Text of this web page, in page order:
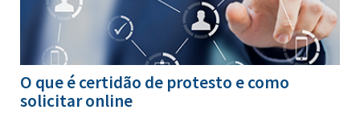
O que é certidão de protesto e como
solicitar online